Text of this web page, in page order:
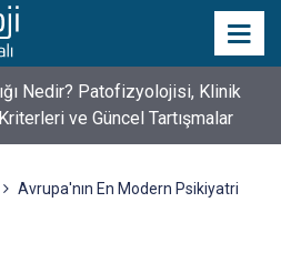
Günü Nasıl Ortaya Çıktı? 10
Avrupa'nın En Modern Psikiyatri